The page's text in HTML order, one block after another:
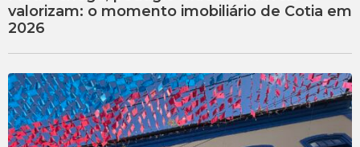
valorizam: o momento imobiliário de Cotia em
2026